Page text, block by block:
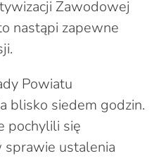
Zawodowej
nastąpi zapewne
Powiatu
blisko siedem godzin.
pochylili się
sprawie ustalenia